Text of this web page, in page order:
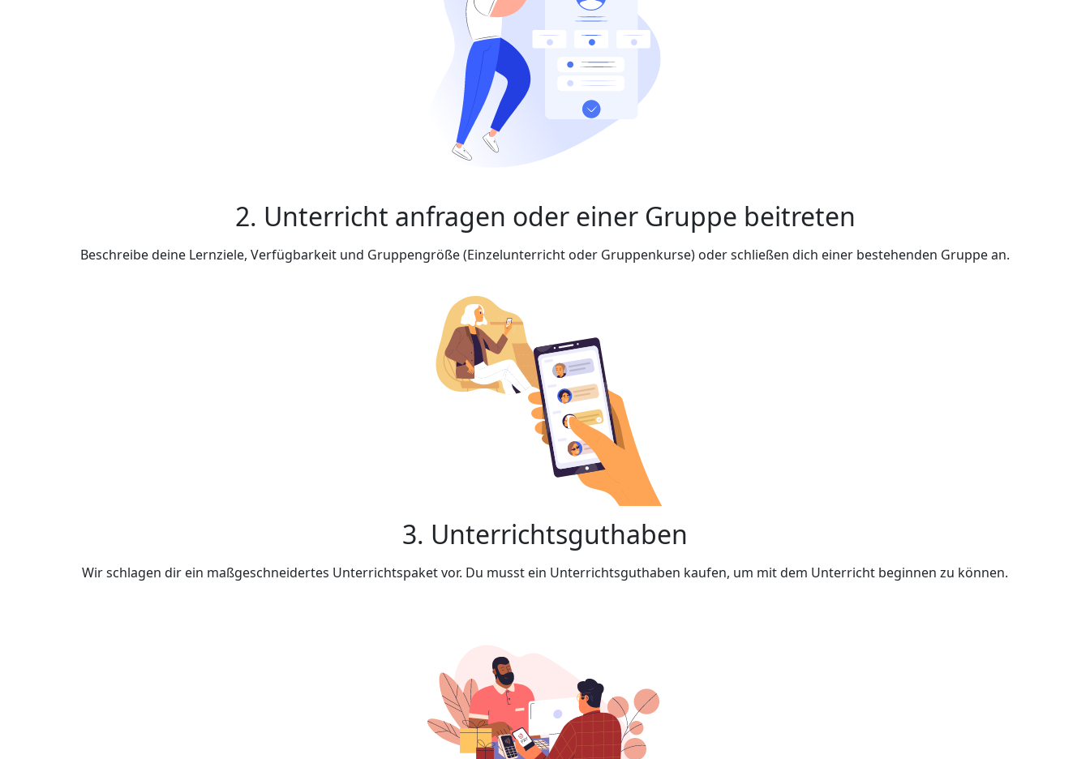
2. Unterricht anfragen oder einer Gruppe beitreten
Beschreibe deine Lernziele, Verfügbarkeit und Gruppengröße (Einzelunterricht oder Gruppenkurse) oder schließen dich einer bestehenden Gruppe an.
3. Unterrichtsguthaben
Wir schlagen dir ein maßgeschneidertes Unterrichtspaket vor. Du musst ein Unterrichtsguthaben kaufen, um mit dem Unterricht beginnen zu können.